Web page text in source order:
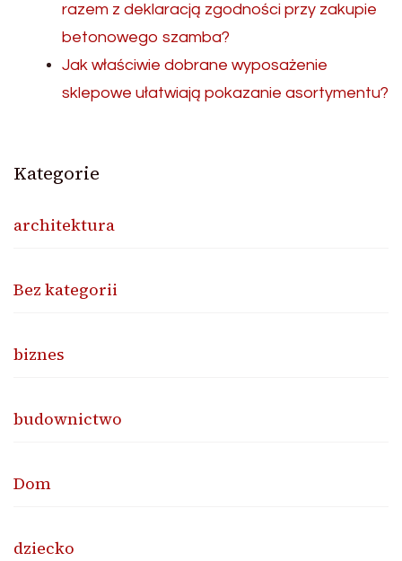
razem z deklaracją zgodności przy zakupie
betonowego szamba?
Jak właściwie dobrane wyposażenie
sklepowe ułatwiają pokazanie asortymentu?
Kategorie
architektura
Bez kategorii
biznes
budownictwo
Dom
dziecko